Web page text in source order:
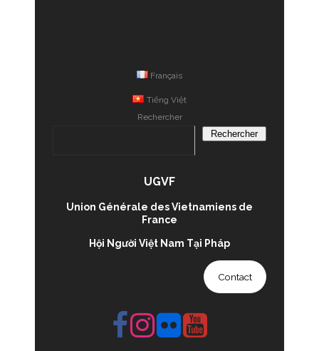
Français
Tiếng Việt
Rechercher
Rechercher
UGVF
Union Générale des Vietnamiens de
France
Hội Người Việt Nam Tại Pháp
Contact